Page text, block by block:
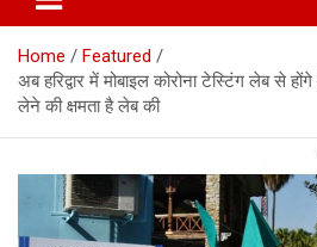
News,
Hindi
Home
Featured
अब हरिद्वार में मोबाइल कोरोना टेस्टिंग लेब से
लेने की क्षमता है लेब की